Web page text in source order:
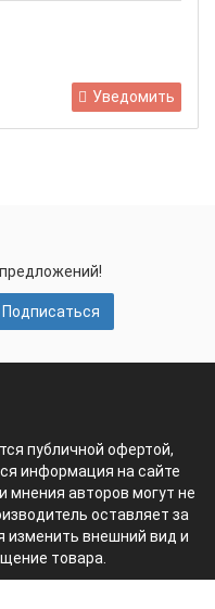
Уведомить
Подписаться
публичной офертой,
информация на сайте
мнения авторов могут не
оставляет за
изменить внешний вид и
товара.